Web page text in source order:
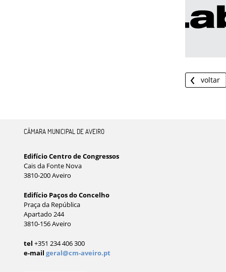
voltar
CÂMARA MUNICIPAL DE AVEIRO
Edifício Centro de Congressos
Cais da Fonte Nova
3810-200 Aveiro
Edifício Paços do Concelho
Praça da República
Apartado 244
3810-156 Aveiro
tel +351 234 406 300
e-mail geral@cm-aveiro.pt